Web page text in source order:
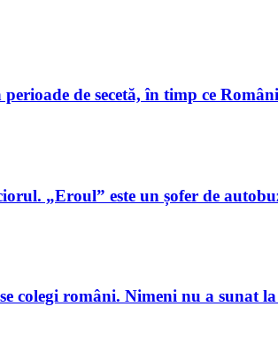
de secetă, în timp ce
„Eroul” este un șofer de
colegi români. Nimeni nu a sunat